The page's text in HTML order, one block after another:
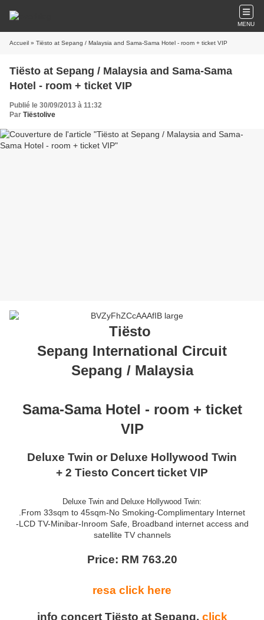
MENU
Accueil » Tiësto at Sepang / Malaysia and Sama-Sama Hotel - room + ticket VIP
Tiësto at Sepang / Malaysia and Sama-Sama
Hotel - room + ticket VIP
Publié le 30/09/2013 à 11:32
Par Tiëstolive
Tiësto
Sepang International Circuit
Sepang / Malaysia
Sama-Sama Hotel - room + ticket
VIP
Deluxe Twin or Deluxe Hollywood Twin
+ 2 Tiesto Concert ticket VIP
Deluxe Twin and Deluxe Hollywood Twin:
.From 33sqm to 45sqm-No Smoking-Complimentary Internet
-LCD TV-Minibar-Inroom Safe, Broadband internet access and
satellite TV channels
Price: RM 763.20
resa click here
info concert Tiësto at Sepang, click